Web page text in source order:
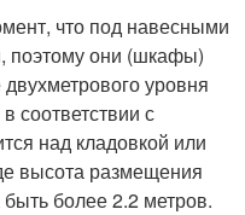
что под навесными
поэтому они (шкафы)
уровня
соответствии с
над кладовкой или
высота размещения
более 2.2 метров.